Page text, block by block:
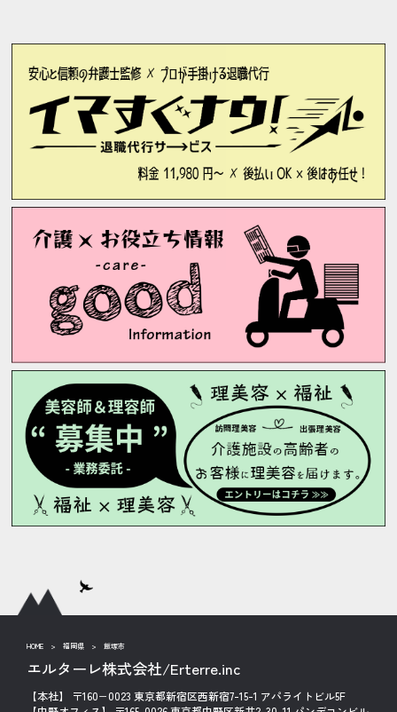
HOME > 福岡県 > 飯塚市
エルターレ株式会社/Erterre.inc
【本社】 〒160−0023 東京都新宿区西新宿7-15-1 アパライトビル5F